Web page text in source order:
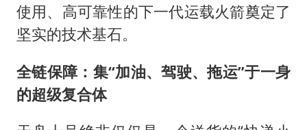
使用、高可靠性的下一代运载火箭奠定了
坚实的技术基石。
全链保障：集“加油、驾驶、拖运”于一身
的超级复合体